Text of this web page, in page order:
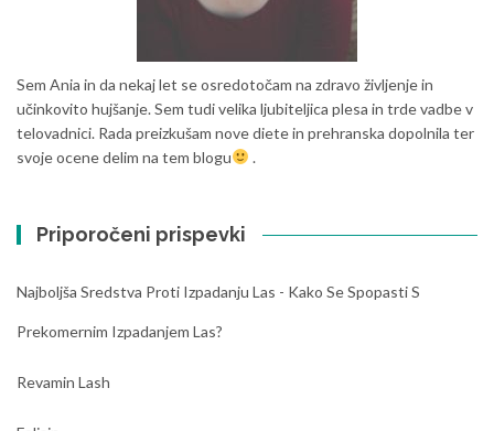
Sem Ania in da nekaj let se osredotočam na zdravo življenje in
učinkovito hujšanje. Sem tudi velika ljubiteljica plesa in trde vadbe v
telovadnici. Rada preizkušam nove diete in prehranska dopolnila ter
svoje ocene delim na tem blogu
.
Priporočeni prispevki
Najboljša Sredstva Proti Izpadanju Las - Kako Se Spopasti S
Prekomernim Izpadanjem Las?
Revamin Lash